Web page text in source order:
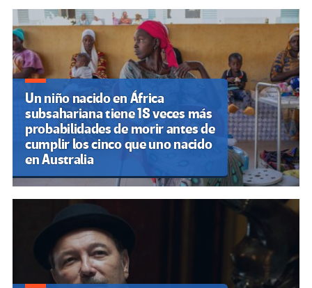
Un niño nacido en África
subsahariana tiene 18 veces más
probabilidades de morir antes de
cumplir los cinco que uno nacido
en Australia